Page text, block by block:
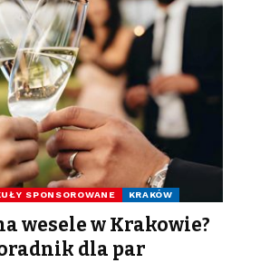
SPONSOROWANE KRAKÓW
wesele w Krakowie?
dla par